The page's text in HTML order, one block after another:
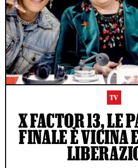
TV
X FACTOR 13, LE
FINALE È VICINA